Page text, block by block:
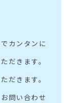
カンタンに
だきます。
だきます。
問い合わせ